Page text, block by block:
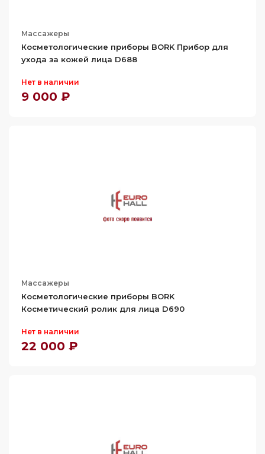
Массажеры
Косметологические приборы BORK Прибор для
ухода за кожей лица D688
Нет в наличии
9 000 ₽
Массажеры
Косметологические приборы BORK
Косметический ролик для лица D690
Нет в наличии
22 000 ₽